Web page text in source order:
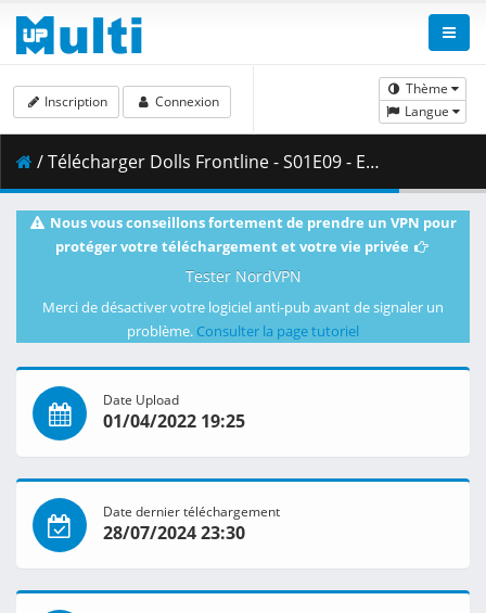
Thème
Langue
Inscription Connexion
/ Télécharger Dolls Frontline - S01E09 - ENG 720p WEB H.264 -NanDesuKa (FUNi).mkv.002 ( 317.45 MB )
Nous vous conseillons fortement de prendre un VPN pour
protéger votre téléchargement et votre vie privée
Tester NordVPN
Merci de désactiver votre logiciel anti-pub avant de signaler un
problème. Consulter la page tutoriel
Date Upload
01/04/2022 19:25
Date dernier téléchargement
28/07/2024 23:30